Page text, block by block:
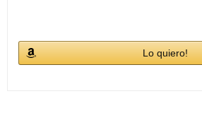
Lo quiero!